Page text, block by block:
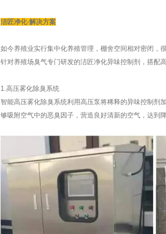
洁匠净化·解决方案
如今养殖业实行集中化养殖管理，棚舍空间相对密闭，
针对养殖场臭气专门研发的洁匠净化异味控制剂，搭配
1.高压雾化除臭系统
智能高压雾化除臭系统利用高压泵将稀释的异味控制剂
够吸附空气中的恶臭因子，营造良好清新的空气，达到